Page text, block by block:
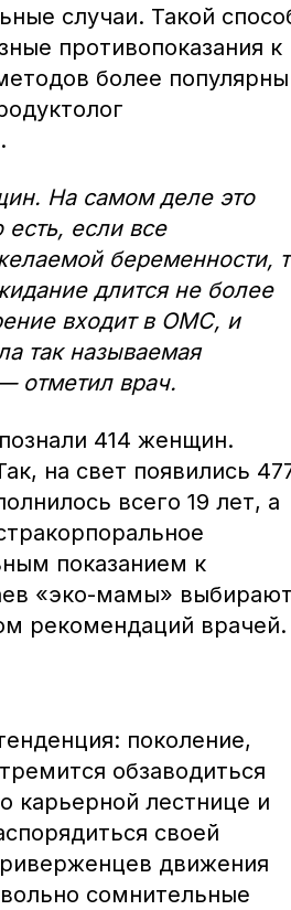
случаи. Такой
противопоказания к
более популярны
На самом деле это
если все
беременности,
длится не более
входит в ОМС, и
так называемая
отметил врач.
414 женщин.
на свет появились
всего 19 лет, а
показанием к
«эко-мамы» выбирают
рекомендаций врачей.
поколение,
обзаводиться
карьерной лестнице и
своей
движения
сомнительные